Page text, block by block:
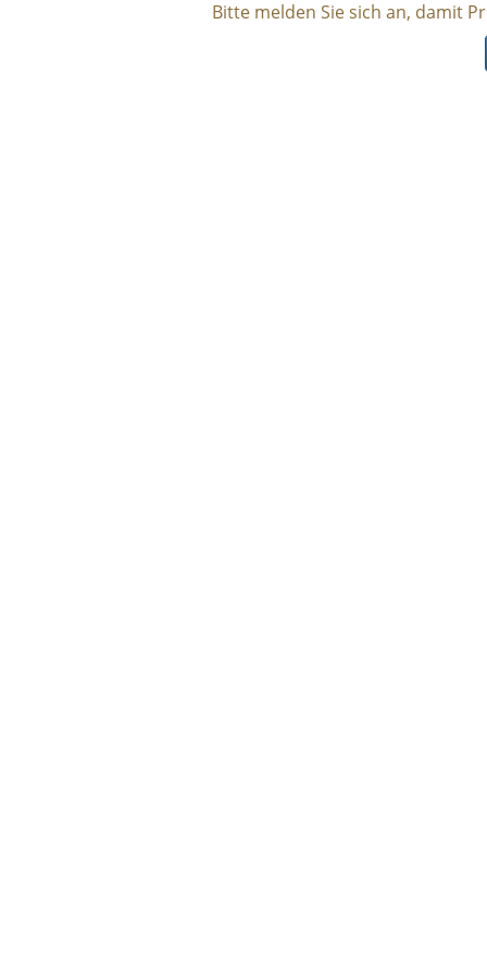
Bitte melden Sie sich an, damit